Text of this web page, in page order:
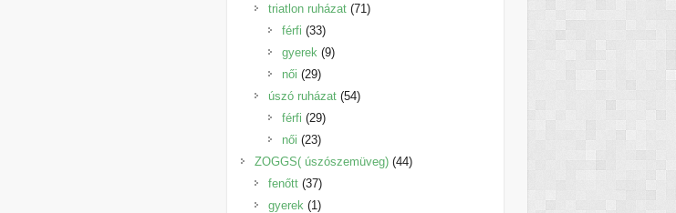
termék
triatlon ruházat 7171
férfi 3333
termék
gyerek 99
női 2929
termék
úszó ruházat 5454
férfi 2929
női 2323
termék
ZOGGS( úszószemüveg) 4444
fenőtt 3737
termék
gyerek 11